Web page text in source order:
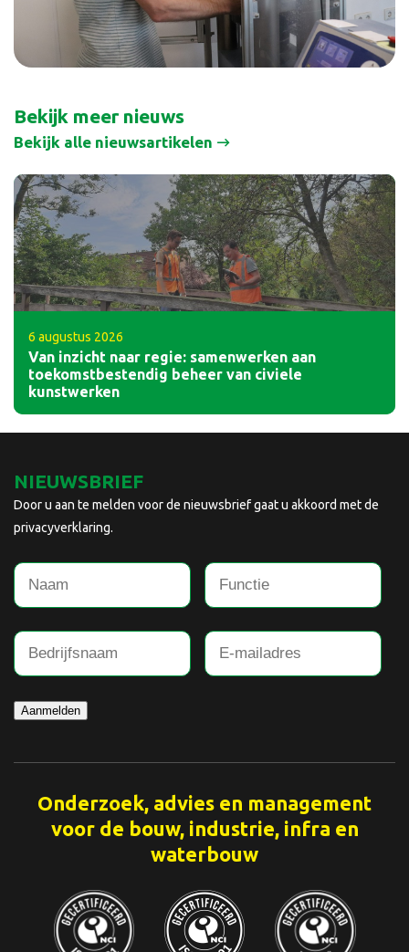
Bekijk meer nieuws
Bekijk alle nieuwsartikelen
6 augustus 2026
Van inzicht naar regie: samenwerken aan
toekomstbestendig beheer van civiele
kunstwerken
NIEUWSBRIEF
Door u aan te melden voor de nieuwsbrief gaat u akkoord met de
privacyverklaring.
Aanmelden
Onderzoek, advies en management
voor de bouw, industrie, infra en
waterbouw